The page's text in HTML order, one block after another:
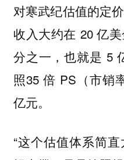
对寒武纪估值的定
收入大约在 20 亿
分之一，也就是 5
照35 倍 PS（市销
亿元。
“这个估值体系简